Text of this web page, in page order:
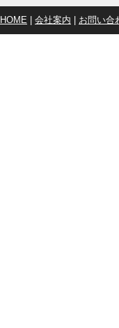
HOME 会社案内 お問い合